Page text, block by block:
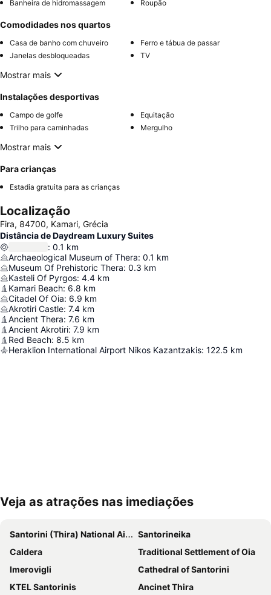
Banheira de hidromassagem Roupão
Comodidades nos quartos
Casa de banho com chuveiro
Ferro e tábua de passar
Janelas desbloqueadas
TV
Mostrar mais
Instalações desportivas
Campo de golfe
Equitação
Trilho para caminhadas
Mergulho
Mostrar mais
Para crianças
Estadia gratuita para as crianças
Localização
Fira, 84700, Kamari, Grécia
Distância de Daydream Luxury Suites
: 0.1 km
Archaeological Museum of Thera: 0.1 km
Museum Of Prehistoric Thera: 0.3 km
Kasteli Of Pyrgos: 4.4 km
Kamari Beach: 6.8 km
Citadel Of Oia: 6.9 km
Akrotiri Castle: 7.4 km
Ancient Thera: 7.6 km
Ancient Akrotiri: 7.9 km
Red Beach: 8.5 km
Heraklion International Airport Nikos Kazantzakis: 122.5 km
Ampliar mapa
Veja as atrações nas imediações
Santorini (Thira) National Airport
Santorineika
Caldera
Traditional Settlement of Oia
Imerovigli
Cathedral of Santorini
KTEL Santorinis
Ancinet Thira